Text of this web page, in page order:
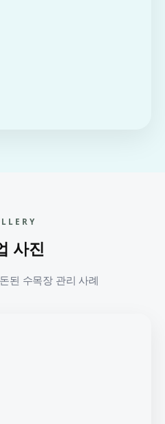
사진
된 수목장 관리 사례